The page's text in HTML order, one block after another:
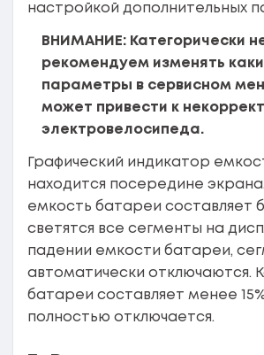
настройкой дополнительных
ВНИМАНИЕ: Категорически
рекомендуем изменять
параметры в сервисном
может привести к
электровелосипеда.
Графический индикатор
находится посередине
емкость батареи составляет
светятся все сегменты на
падении емкости батареи,
автоматически отключаются.
батареи составляет менее
полностью отключается.